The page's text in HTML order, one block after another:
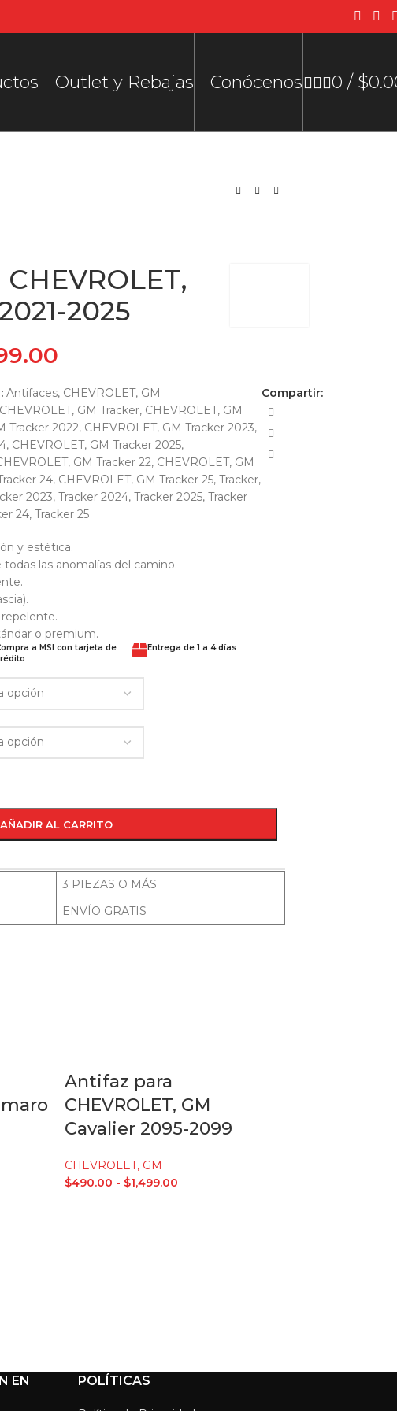
Outlet y Rebajas Conócenos 0 / $
2025
Antifaces, CHEVROLET, GM
CHEVROLET, GM Tracker, CHEVROLET, GM
Tracker 2022, CHEVROLET, GM Tracker 2023,
, CHEVROLET, GM Tracker 2025,
GM Tracker 22, CHEVROLET, GM
24, CHEVROLET, GM Tracker 25, Tracker,
2023, Tracker 2024, Tracker 2025, Tracker
24, Tracker 25
Compartir:
y estética.
las anomalías del camino.
o premium.
a MSI con tarjeta de
Entrega de 1 a 4 días
AÑADIR AL CARRITO
3 PIEZAS O MÁS
ENVÍO GRATIS
Antifaz para
CHEVROLET, GM
Cavalier 2095-2099
CHEVROLET, GM
$490.00 - $1,499.00
EN POLÍTICAS